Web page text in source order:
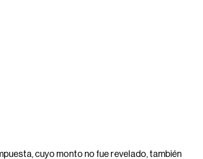
cuyo monto no fue revelado, también